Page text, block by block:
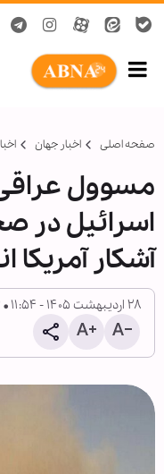
صفحه اصلی اخبار جهان
مسوول
اسرائیل در
آشکار آمریکا
۲۸ اردیبهشت ۱۴۰۵ - ۱۱:۵۴